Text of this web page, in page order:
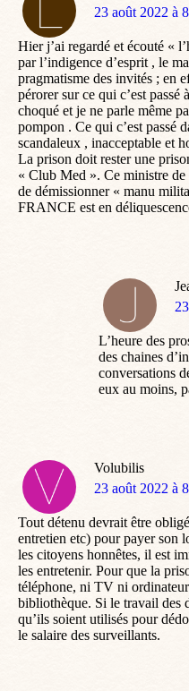
dit
23 août 2022 à
Hier j’ai regardé et écouté «
par l’indigence d’esprit , le
pragmatisme des invités ; en
pérorer sur ce qui c’est passé
choqué et je ne parle même
pompon . Ce qui c’est passé
scandaleux , inacceptable et
La prison doit rester une
« Club Med ». Ce ministre
de démissionner « manu
FRANCE est en
dit
L’heure des
des chaines
conversations
eux au moins,
Volubilis
dit
23 août 2022 à
Tout détenu devrait être
entretien etc) pour payer son
les citoyens honnêtes, il est
les entretenir. Pour que la
téléphone, ni TV ni
bibliothèque. Si le travail des
qu’ils soient utilisés pour
le salaire des surveillants.